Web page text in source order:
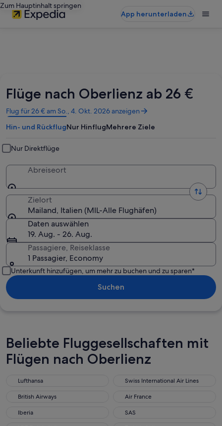
Zum Hauptinhalt springen
App herunterladen
Flüge nach Oberlienz ab 26 €
Flug für 26 € am So., 4. Okt. 2026 anzeigen
Wird
in
einem
Fenster
geöffnet
Hin- und RückflugNur HinflugMehrere Ziele
Nur Direktflüge
Abreiseort
Zielort
Mailand, Italien (MIL-Alle Flughäfen)
Daten auswählen
19. Aug. - 26. Aug.
Passagiere, Reiseklasse
1 Passagier, Economy
Unterkunft hinzufügen, um mehr zu buchen und zu sparen*
Suchen
Beliebte Fluggesellschaften mit
Flügen nach Oberlienz
Lufthansa
Lufthansa Swiss International Air Lines
Swiss International Air Lines
British Airways
British Airways Air France
Air France
Iberia
Iberia SAS
SAS